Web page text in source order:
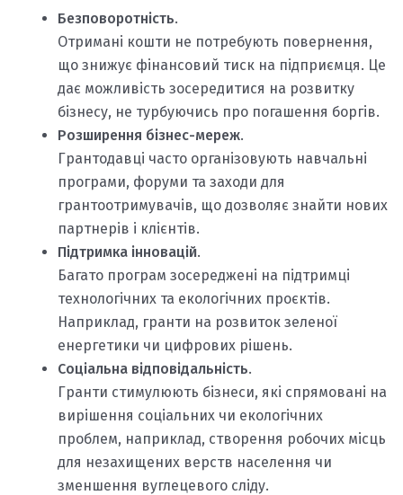
Безповоротність.
Отримані кошти не потребують повернення,
що знижує фінансовий тиск на підприємця. Це
дає можливість зосередитися на розвитку
бізнесу, не турбуючись про погашення боргів.
Розширення бізнес-мереж.
Грантодавці часто організовують навчальні
програми, форуми та заходи для
грантоотримувачів, що дозволяє знайти нових
партнерів і клієнтів.
Підтримка інновацій.
Багато програм зосереджені на підтримці
технологічних та екологічних проєктів.
Наприклад, гранти на розвиток зеленої
енергетики чи цифрових рішень.
Соціальна відповідальність.
Гранти стимулюють бізнеси, які спрямовані на
вирішення соціальних чи екологічних
проблем, наприклад, створення робочих місць
для незахищених верств населення чи
зменшення вуглецевого сліду.